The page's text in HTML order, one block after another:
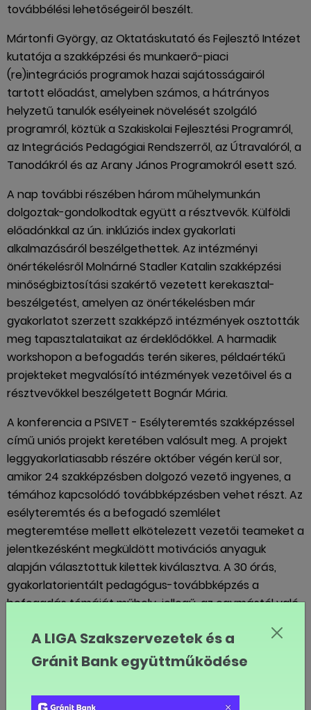
továbbélési lehetőségeiről beszélt.
Mártonfi György, az Oktatáskutató és Fejlesztő Intézet
kutatója a szakképzési és munkaerő-piaci
(re)integrációs programok hazai sajátosságairól
tartott előadást, amelyben számos, a hátrányos
helyzetű tanulók esélyeinek növelését szolgáló
programról, köztük a Szakiskolai Fejlesztési Programról,
az Integrációs Pedagógiai Rendszerről, az Útravalóról, a
Tanodákról és az Arany János Programokról esett szó.
A nap további részében három műhelymunkán
dolgoztak-gondolkodtak együtt a résztvevők. Külföldi
előadónkkal az ún. inklúziós index gyakorlati
alkalmazásáról beszélgethettek. Az intézményi
önértékelésről Molnárné Stadler Katalin szakképzési
minőségbiztosítási szakértő vezetett kerekasztal-
beszélgetést, amelyen az önértékelésben már
gyakorlatot szerzett szakképző intézmények osztották
meg tapasztalataikat az érdeklődőkkel. A harmadik
workshopon a befogadás terén sikeres, példaértékű
projekteket megvalósító intézmények vezetőivel és a
résztvevőkkel beszélgetett Bognár Mária.
A konferencia a PSIVET - Esélyteremtés szakképzéssel
című uniós projekt keretében valósult meg. A projekt
leggyakorlatiasabb részére október végén kerül sor,
amikor 24 szakképzésben dolgozó vezető ingyenes, a
témához kapcsolódó továbbképzésben vehet részt. Az
esélyteremtés és a befogadó szemlélet
megteremtése mellett elkötelezett vezetői teameket a
jelentkezésként megküldött motivációs anyaguk
alapján választottuk kilettek kiválasztva. A 30 órás,
gyakorlatorientált pedagógus-továbbképzés a
befogadás témáját műhely-jellegű, az egymástól való
résztvevőknek új módszerek és technikák
megismerésére és alkalmazására nyílik lehetőségük.
ahhoz, hogy az iskolai gyakorlatba beágyazódjon a
A LIGA Szakszervezetek és a
Gránit Bank együttműködése